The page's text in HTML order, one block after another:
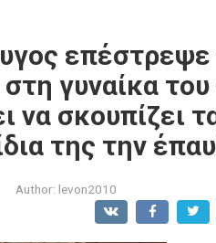
επέστρεψε
στη γυναίκα
να σκουπίζει
της την
Author: levon2010